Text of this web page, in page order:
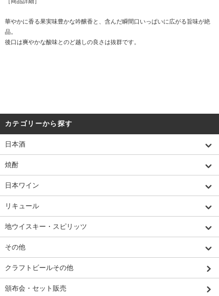
華やかに香る果実味豊かな吟醸香と、含んだ瞬間口いっぱいに広がる旨味が絶
品。
後口は爽やかな酸味とのど越しの良さは抜群です。
カテゴリーから探す
日本酒
焼酎
日本ワイン
リキュール
地ウイスキー・スピリッツ
その他
クラフトビールその他
頒布会・セット販売